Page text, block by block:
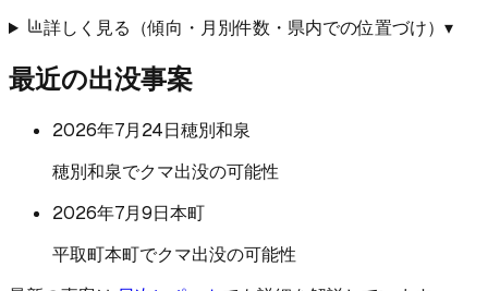
詳しく見る（傾向・月別件数・県内での位置づけ） ▾
最近の出没事案
2026年7月24日穂別和泉
穂別和泉でクマ出没の可能性
2026年7月9日本町
平取町本町でクマ出没の可能性